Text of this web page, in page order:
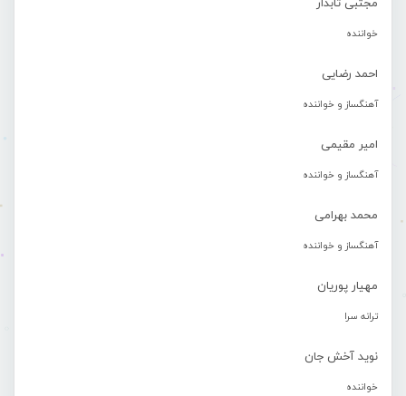
مجتبی تابدار
خواننده
احمد رضایی
آهنگساز و خواننده
امیر مقیمی
آهنگساز و خواننده
محمد بهرامی
آهنگساز و خواننده
مهیار پوریان
ترانه سرا
نوید آخش جان
خواننده